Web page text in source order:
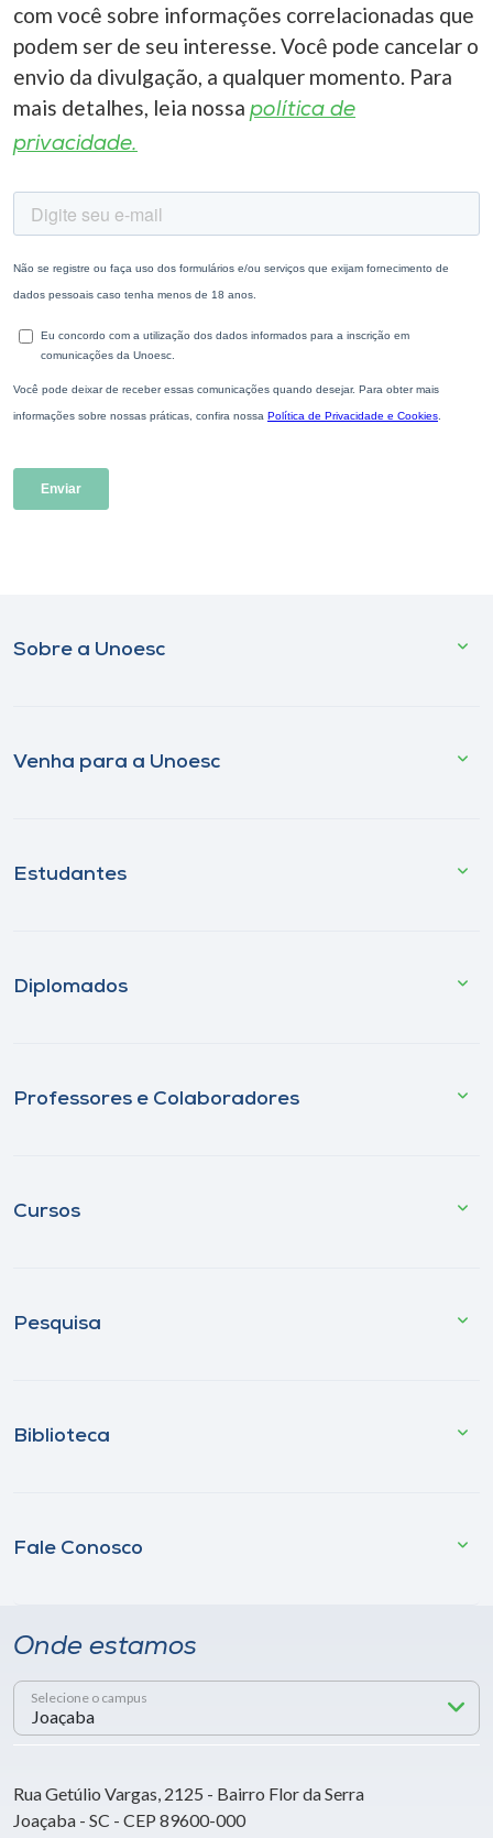
com você sobre informações correlacionadas que
podem ser de seu interesse. Você pode cancelar o
envio da divulgação, a qualquer momento. Para
mais detalhes, leia nossa política de
privacidade.
Sobre a Unoesc
Venha para a Unoesc
Estudantes
Diplomados
Professores e Colaboradores
Cursos
Pesquisa
Biblioteca
Fale Conosco
Onde estamos
Selecione o campus
Rua Getúlio Vargas, 2125 - Bairro Flor da Serra
Joaçaba - SC - CEP 89600-000